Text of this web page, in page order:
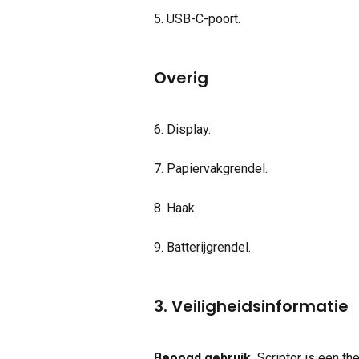
5. USB-C-poort.
Overig
6. Display.
7. Papiervakgrendel.
8. Haak.
9. Batterijgrendel.
3. Veiligheidsinformatie